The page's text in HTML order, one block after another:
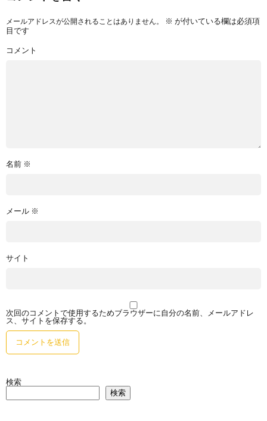
メールアドレスが公開されることはありません。 ※ が付いている欄は必須項
目です
コメント
名前 ※
メール ※
サイト
次回のコメントで使用するためブラウザーに自分の名前、メールアドレ
ス、サイトを保存する。
検索
検索